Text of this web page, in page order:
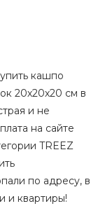
кашпо
20х20х20 см в
и не
на сайте
TREEZ
по адресу, в
и квартиры!